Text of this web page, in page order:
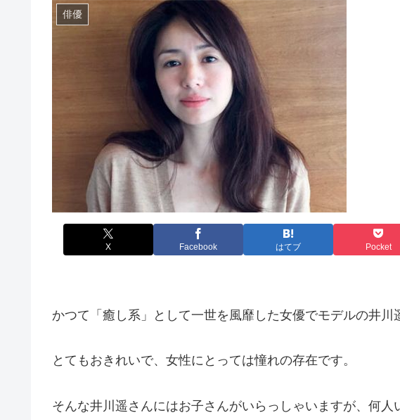
俳優
X Facebook はてブ Pocket
かつて「癒し系」として一世を風靡した女優でモデルの井川
とてもおきれいで、女性にとっては憧れの存在です。
そんな井川遥さんにはお子さんがいらっしゃいますが、何人